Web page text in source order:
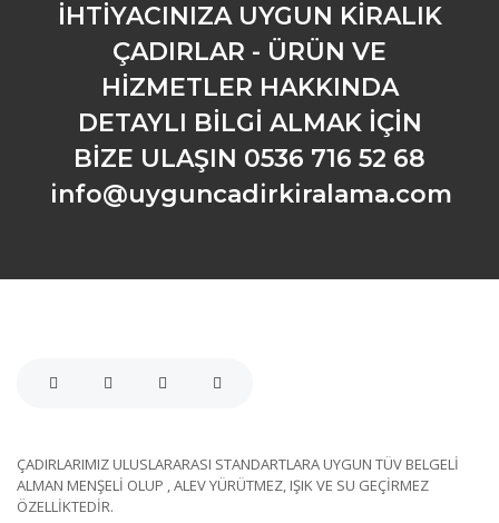
İHTİYACINIZA UYGUN KİRALIK
ÇADIRLAR - ÜRÜN VE
HİZMETLER HAKKINDA
DETAYLI BİLGİ ALMAK İÇİN
BİZE ULAŞIN 0536 716 52 68
info@uyguncadirkiralama.com
ÇADIRLARIMIZ ULUSLARARASI STANDARTLARA UYGUN TÜV BELGELİ
ALMAN MENŞELİ OLUP , ALEV YÜRÜTMEZ, IŞIK VE SU GEÇİRMEZ
ÖZELLİKTEDİR.